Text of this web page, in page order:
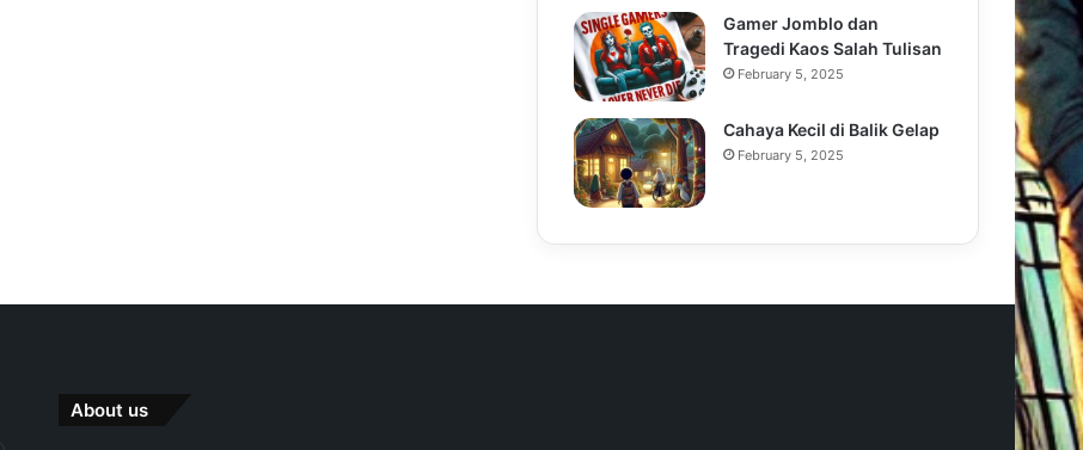
Gamer Jomblo dan
Tragedi Kaos Salah Tulisan
February 5, 2025
Cahaya Kecil di Balik Gelap
February 5, 2025
About us